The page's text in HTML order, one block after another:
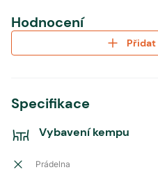
Hodnocení
Přidat
Specifikace
Vybavení kempu
Prádelna